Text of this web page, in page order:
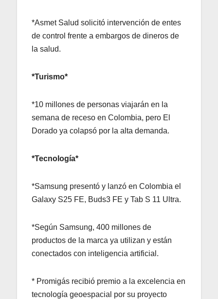
*Asmet Salud solicitó intervención de entes
de control frente a embargos de dineros de
la salud.
*Turismo*
*10 millones de personas viajarán en la
semana de receso en Colombia, pero El
Dorado ya colapsó por la alta demanda.
*Tecnología*
*Samsung presentó y lanzó en Colombia el
Galaxy S25 FE, Buds3 FE y Tab S 11 Ultra.
*Según Samsung, 400 millones de
productos de la marca ya utilizan y están
conectados con inteligencia artificial.
* Promigás recibió premio a la excelencia en
tecnología geoespacial por su proyecto